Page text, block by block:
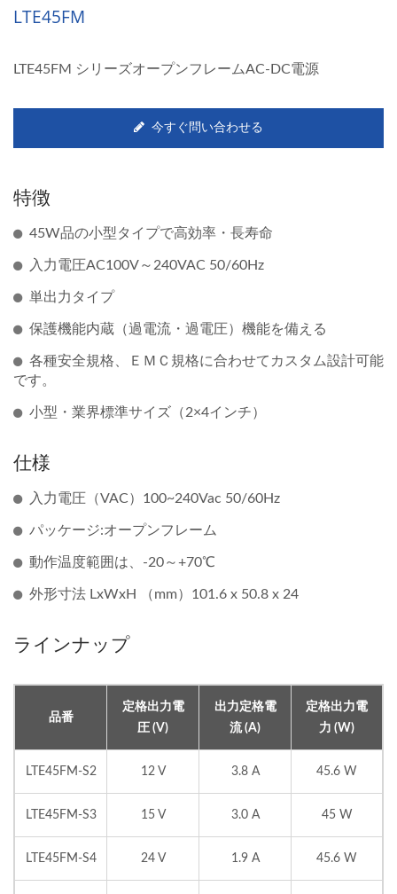
LTE45FM
LTE45FM シリーズオープンフレームAC-DC電源
今すぐ問い合わせる
特徴
45W品の小型タイプで高効率・長寿命
入力電圧AC100V～240VAC 50/60Hz
単出力タイプ
保護機能内蔵（過電流・過電圧）機能を備える
各種安全規格、ＥＭＣ規格に合わせてカスタム設計可能
です。
小型・業界標準サイズ（2×4インチ）
仕様
入力電圧（VAC）100~240Vac 50/60Hz
パッケージ:オープンフレーム
動作温度範囲は、-20～+70℃
外形寸法 LxWxH （mm）101.6 x 50.8 x 24
ラインナップ
品番
定格出力電
圧 (V)
出力定格電
流 (A)
定格出力電
力 (W)
LTE45FM-S2 12 V 3.8 A 45.6 W
LTE45FM-S3 15 V 3.0 A 45 W
LTE45FM-S4 24 V 1.9 A 45.6 W